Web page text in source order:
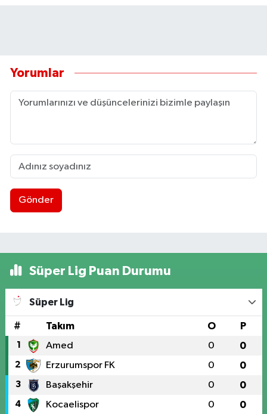
Yorumlar
Gönder
Süper Lig Puan Durumu
Süper Lig
# Takım O P
1 Amed 0 0
2 Erzurumspor FK 0 0
3 Başakşehir 0 0
4 Kocaelispor 0 0